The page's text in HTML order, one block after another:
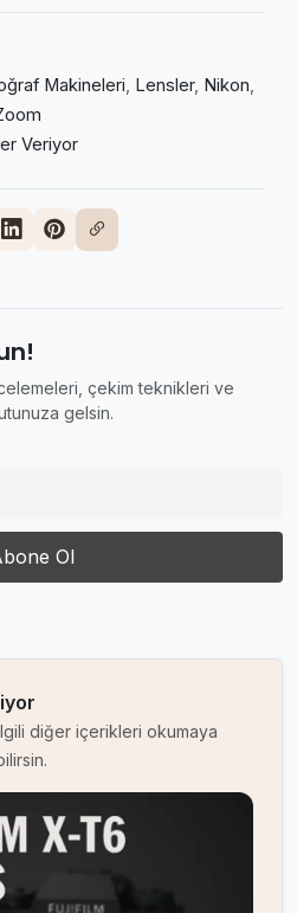
Makineleri, Lensler, Nikon,
Veriyor
çekim teknikleri ve
gelsin.
diğer içerikleri okumaya